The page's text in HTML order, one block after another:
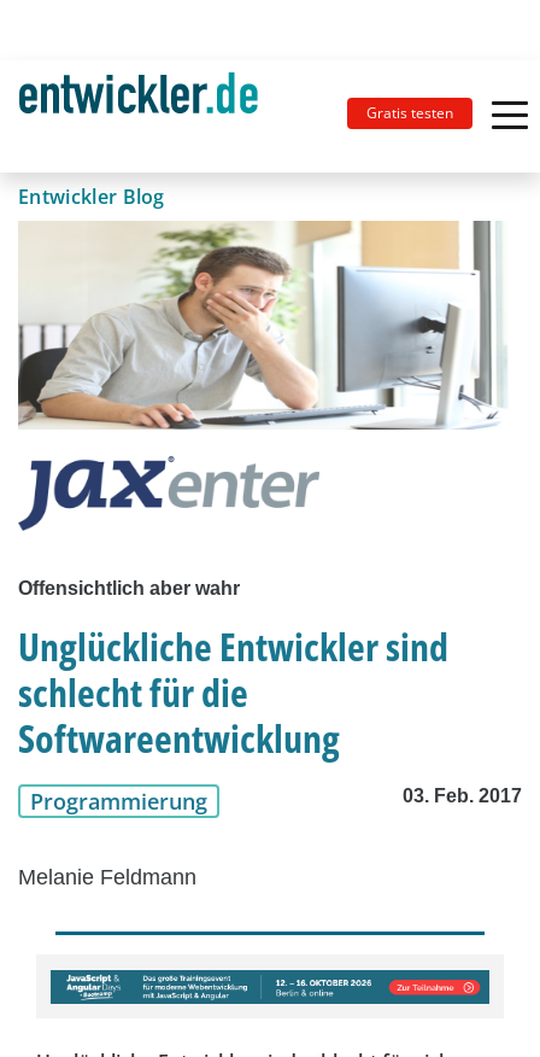
Gratis testen
Entwickler Blog
Offensichtlich aber wahr
Unglückliche Entwickler sind
schlecht für die
Softwareentwicklung
Programmierung 03. Feb. 2017
Melanie Feldmann